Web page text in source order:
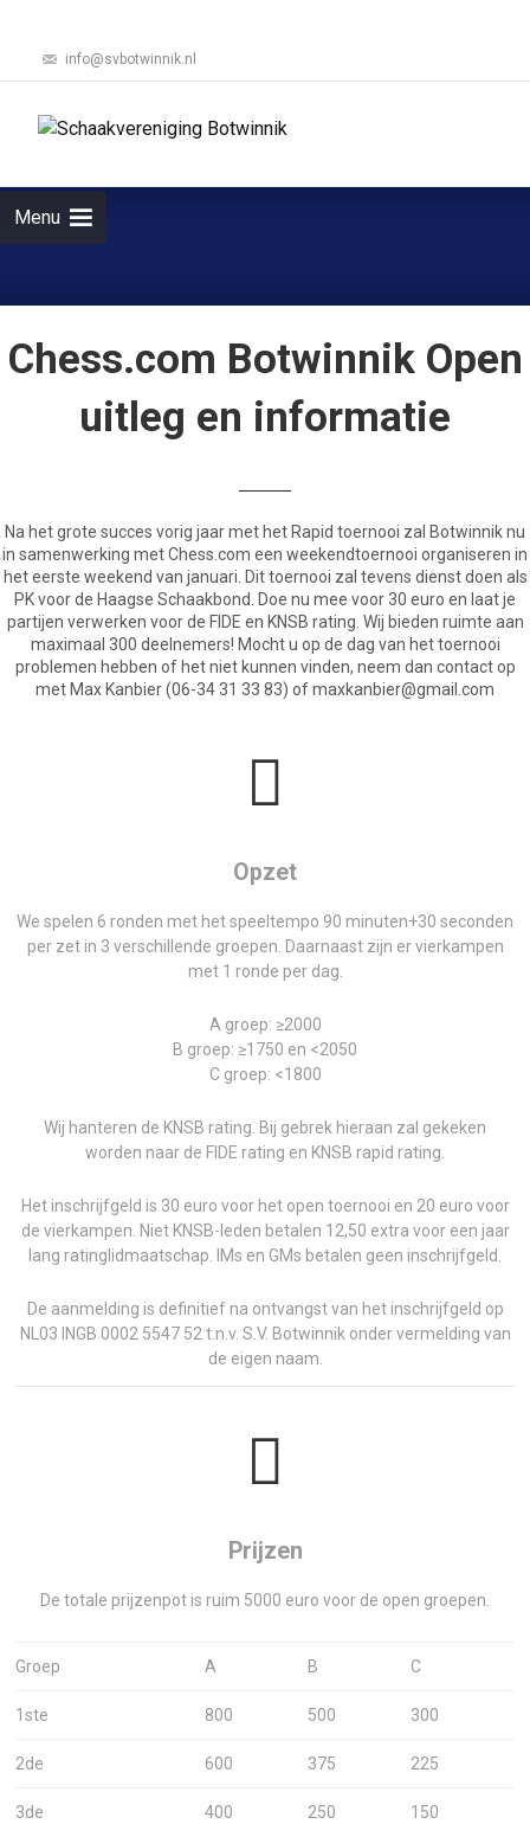
info@svbotwinnik.nl
Menu
Chess.com Botwinnik Open
uitleg en informatie
Na het grote succes vorig jaar met het Rapid toernooi zal Botwinnik nu
in samenwerking met Chess.com een weekendtoernooi organiseren in
het eerste weekend van januari. Dit toernooi zal tevens dienst doen als
PK voor de Haagse Schaakbond. Doe nu mee voor 30 euro en laat je
partijen verwerken voor de FIDE en KNSB rating. Wij bieden ruimte aan
maximaal 300 deelnemers! Mocht u op de dag van het toernooi
problemen hebben of het niet kunnen vinden, neem dan contact op
met Max Kanbier (06-34 31 33 83) of maxkanbier@gmail.com
Opzet
We spelen 6 ronden met het speeltempo 90 minuten+30 seconden
per zet in 3 verschillende groepen. Daarnaast zijn er vierkampen
met 1 ronde per dag.
A groep: ≥2000
B groep: ≥1750 en <2050
C groep: <1800
Wij hanteren de KNSB rating. Bij gebrek hieraan zal gekeken
worden naar de FIDE rating en KNSB rapid rating.
Het inschrijfgeld is 30 euro voor het open toernooi en 20 euro voor
de vierkampen. Niet KNSB-leden betalen 12,50 extra voor een jaar
lang ratinglidmaatschap. IMs en GMs betalen geen inschrijfgeld.
De aanmelding is definitief na ontvangst van het inschrijfgeld op
NL03 INGB 0002 5547 52 t.n.v. S.V. Botwinnik onder vermelding van
de eigen naam.
Prijzen
De totale prijzenpot is ruim 5000 euro voor de open groepen.
Groep A B C
1ste 800 500 300
2de 600 375 225
3de 400 250 150